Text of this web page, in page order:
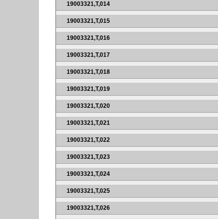
19003321,T,014
19003321,T,015
19003321,T,016
19003321,T,017
19003321,T,018
19003321,T,019
19003321,T,020
19003321,T,021
19003321,T,022
19003321,T,023
19003321,T,024
19003321,T,025
19003321,T,026